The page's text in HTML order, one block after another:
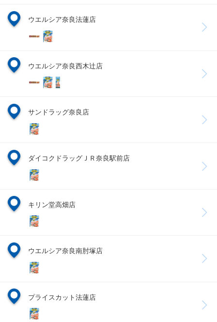
ウエルシア奈良法蓮店
ウエルシア奈良西木辻店
サンドラッグ奈良店
ダイコクドラッグＪＲ奈良駅前店
キリン堂高畑店
ウエルシア奈良南肘塚店
プライスカット法蓮店